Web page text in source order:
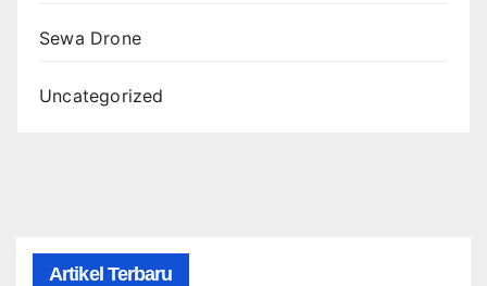
Sewa Drone
Uncategorized
Artikel Terbaru